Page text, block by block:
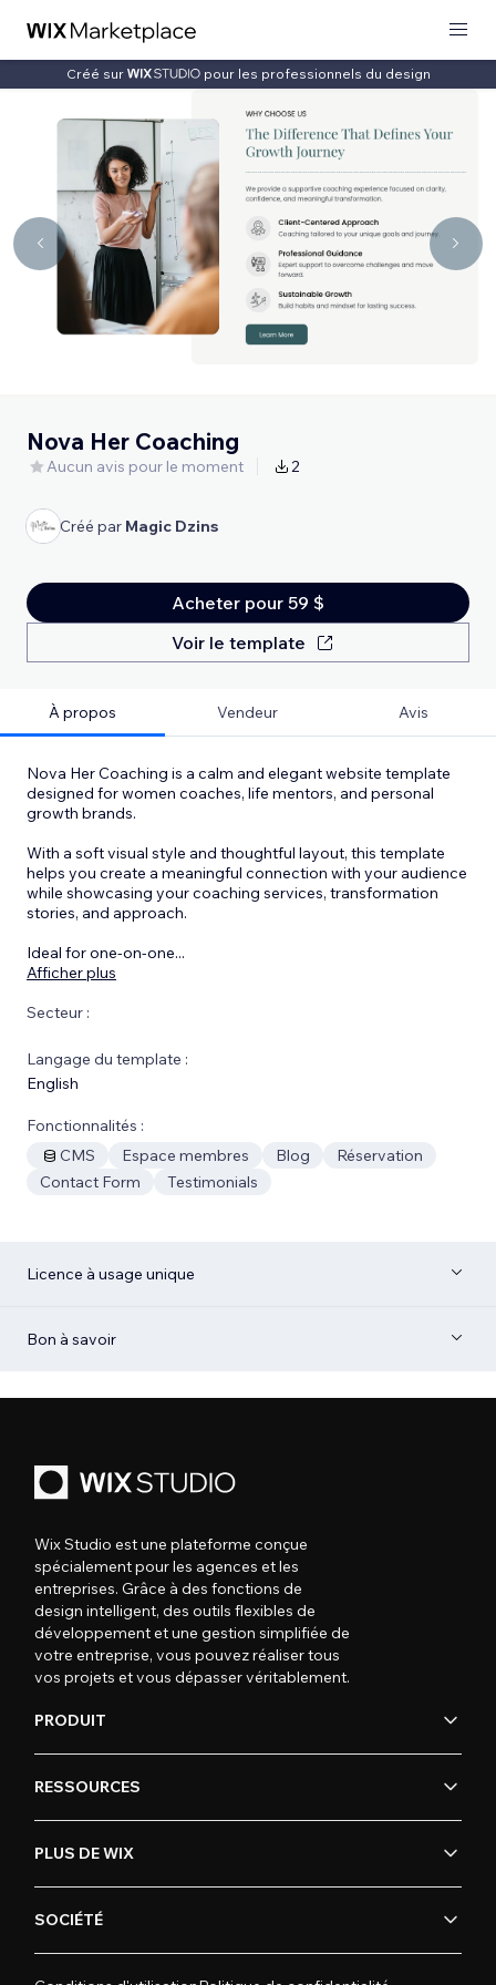
Créé sur pour les professionnels du design
Nova Her Coaching
Aucun avis pour le moment 2
Créé par Magic Dzins
Acheter pour 59 $
Voir le template
À propos Vendeur Avis
Nova Her Coaching is a calm and elegant website template
designed for women coaches, life mentors, and personal
growth brands.
With a soft visual style and thoughtful layout, this template
helps you create a meaningful connection with your audience
while showcasing your coaching services, transformation
stories, and approach.
Ideal for one-on-one...
Afficher plus
Secteur :
Langage du template :
English
Fonctionnalités :
CMS
Espace membres Blog
Réservation
Contact Form
Testimonials
Licence à usage unique
Bon à savoir
Wix Studio est une plateforme conçue
spécialement pour les agences et les
entreprises. Grâce à des fonctions de
design intelligent, des outils flexibles de
développement et une gestion simplifiée de
votre entreprise, vous pouvez réaliser tous
vos projets et vous dépasser véritablement.
PRODUIT
RESSOURCES
PLUS DE WIX
SOCIÉTÉ